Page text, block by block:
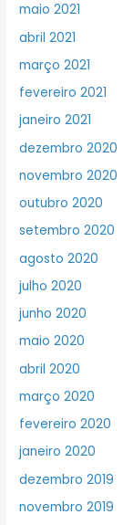
maio 2021
abril 2021
março 2021
fevereiro 2021
janeiro 2021
dezembro 2020
novembro 2020
outubro 2020
setembro 2020
agosto 2020
julho 2020
junho 2020
maio 2020
abril 2020
março 2020
fevereiro 2020
janeiro 2020
dezembro 2019
novembro 2019